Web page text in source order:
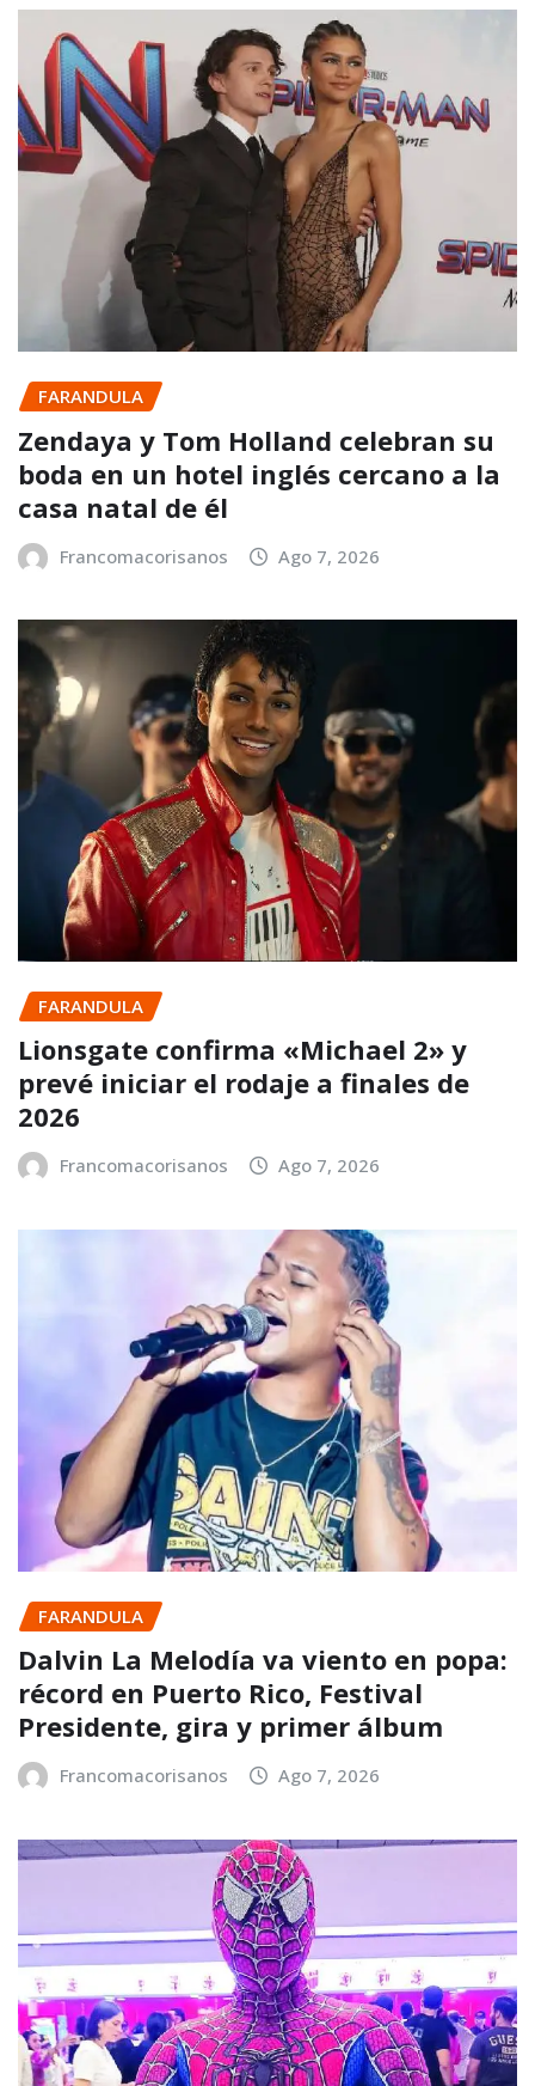
FARANDULA
Zendaya y Tom Holland celebran su
boda en un hotel inglés cercano a la
casa natal de él
Francomacorisanos Ago 7, 2026
FARANDULA
Lionsgate confirma «Michael 2» y
prevé iniciar el rodaje a finales de
2026
Francomacorisanos Ago 7, 2026
FARANDULA
Dalvin La Melodía va viento en popa:
récord en Puerto Rico, Festival
Presidente, gira y primer álbum
Francomacorisanos Ago 7, 2026